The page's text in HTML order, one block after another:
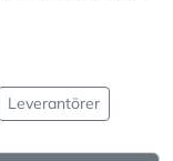
Leverantörer